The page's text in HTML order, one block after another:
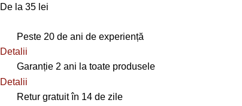
De la 35 lei
Peste 20 de ani de experiență
Detalii
Garanție 2 ani la toate produsele
Detalii
Retur gratuit în 14 de zile